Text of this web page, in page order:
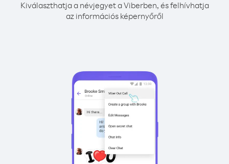
Kiválaszthatja a névjegyet a Viberben, és felhívhatja
az információs képernyőről